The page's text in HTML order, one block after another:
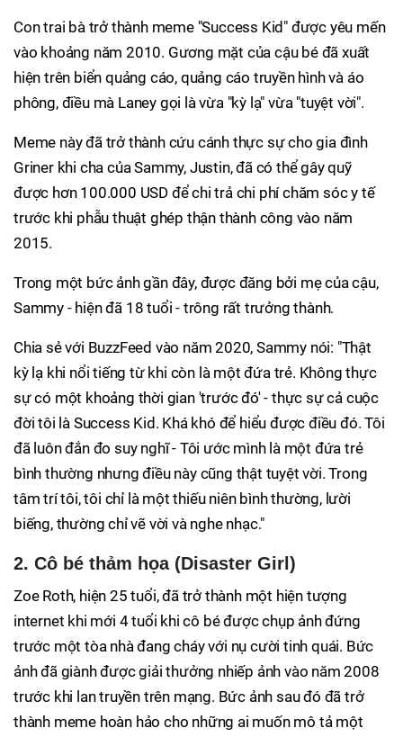
Con trai bà trở thành meme "Success Kid" được yêu mến
vào khoảng năm 2010. Gương mặt của cậu bé đã xuất
hiện trên biển quảng cáo, quảng cáo truyền hình và áo
phông, điều mà Laney gọi là vừa "kỳ lạ" vừa "tuyệt vời".
Meme này đã trở thành cứu cánh thực sự cho gia đình
Griner khi cha của Sammy, Justin, đã có thể gây quỹ
được hơn 100.000 USD để chi trả chi phí chăm sóc y tế
trước khi phẫu thuật ghép thận thành công vào năm
2015.
Trong một bức ảnh gần đây, được đăng bởi mẹ của cậu,
Sammy - hiện đã 18 tuổi - trông rất trưởng thành.
Chia sẻ với BuzzFeed vào năm 2020, Sammy nói: "Thật
kỳ lạ khi nổi tiếng từ khi còn là một đứa trẻ. Không thực
sự có một khoảng thời gian 'trước đó' - thực sự cả cuộc
đời tôi là Success Kid. Khá khó để hiểu được điều đó. Tôi
đã luôn đắn đo suy nghĩ - Tôi ước mình là một đứa trẻ
bình thường nhưng điều này cũng thật tuyệt vời. Trong
tâm trí tôi, tôi chỉ là một thiếu niên bình thường, lười
biếng, thường chỉ vẽ vời và nghe nhạc."
2. Cô bé thảm họa (Disaster Girl)
Zoe Roth, hiện 25 tuổi, đã trở thành một hiện tượng
internet khi mới 4 tuổi khi cô bé được chụp ảnh đứng
trước một tòa nhà đang cháy với nụ cười tinh quái. Bức
ảnh đã giành được giải thưởng nhiếp ảnh vào năm 2008
trước khi lan truyền trên mạng. Bức ảnh sau đó đã trở
thành meme hoàn hảo cho những ai muốn mô tả một